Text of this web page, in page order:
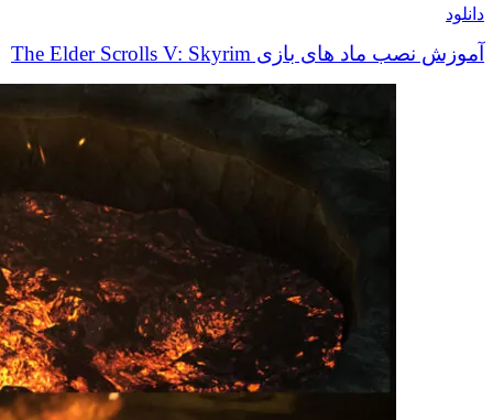
دانلود
آموزش نصب ماد های بازی The Elder Scrolls V: Skyrim